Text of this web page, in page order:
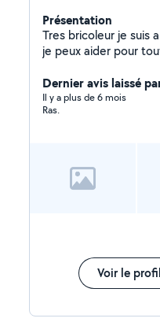
Présentation
Tres bricoleur je suis
je peux aider pour
Dernier avis laissé
Il y a plus de 6 mois
Ras.
Voir le profil